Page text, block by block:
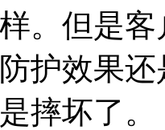
。但是
护效果
摔坏了。